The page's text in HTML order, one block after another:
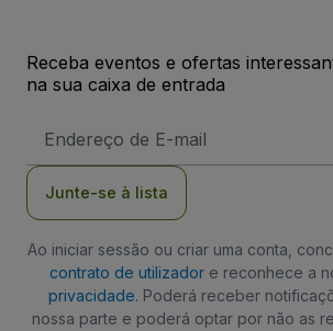
Receba eventos e ofertas
na sua caixa de entrada
de
Junte-se à lista
Ao iniciar sessão ou criar uma conta,
contrato de utilizadore reconhece a
privacidade. Poderá receber
nossa parte e poderá optar por não as